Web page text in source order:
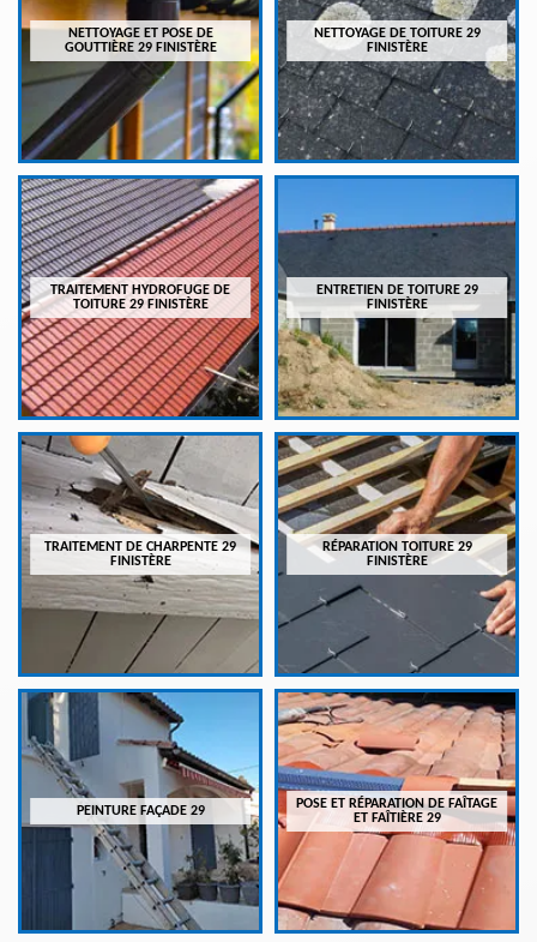
NETTOYAGE ET POSE DE
GOUTTIÈRE 29 FINISTÈRE
NETTOYAGE DE TOITURE 29
FINISTÈRE
TRAITEMENT HYDROFUGE DE
TOITURE 29 FINISTÈRE
ENTRETIEN DE TOITURE 29
FINISTÈRE
TRAITEMENT DE CHARPENTE 29
FINISTÈRE
RÉPARATION TOITURE 29
FINISTÈRE
PEINTURE FAÇADE 29
POSE ET RÉPARATION DE FAÎTAGE
ET FAÎTIÈRE 29